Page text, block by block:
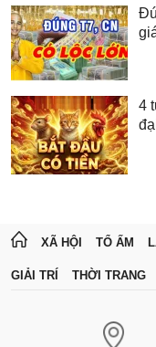
4
XÃ HỘI TỔ ẤM
GIẢI TRÍ THỜI TRANG